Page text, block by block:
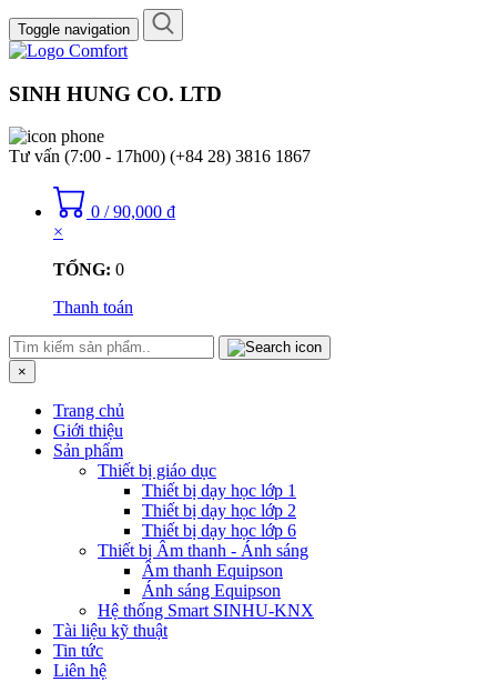
Toggle navigation
SINH HUNG CO. LTD
Tư vấn (7:00 - 17h00) (+84 28) 3816 1867
0 / 90,000 ₫
×
TỔNG: 0
Thanh toán
×
Trang chủ
Giới thiệu
Sản phẩm
Thiết bị giáo dục
Thiết bị dạy học lớp 1
Thiết bị dạy học lớp 2
Thiết bị dạy học lớp 6
Thiết bị Âm thanh - Ánh sáng
Âm thanh Equipson
Ánh sáng Equipson
Hệ thống Smart SINHU-KNX
Tài liệu kỹ thuật
Tin tức
Liên hệ